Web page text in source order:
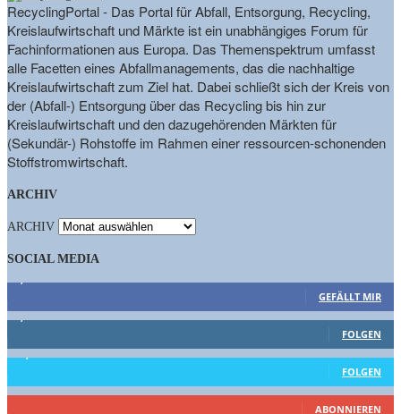
RecyclingPortal - Das Portal für Abfall, Entsorgung, Recycling,
Kreislaufwirtschaft und Märkte ist ein unabhängiges Forum für
Fachinformationen aus Europa. Das Themenspektrum umfasst
alle Facetten eines Abfallmanagements, das die nachhaltige
Kreislaufwirtschaft zum Ziel hat. Dabei schließt sich der Kreis von
der (Abfall-) Entsorgung über das Recycling bis hin zur
Kreislaufwirtschaft und den dazugehörenden Märkten für
(Sekundär-) Rohstoffe im Rahmen einer ressourcen-schonenden
Stoffstromwirtschaft.
ARCHIV
ARCHIV
SOCIAL MEDIA
GEFÄLLT MIR
FOLGEN
FOLGEN
ABONNIEREN